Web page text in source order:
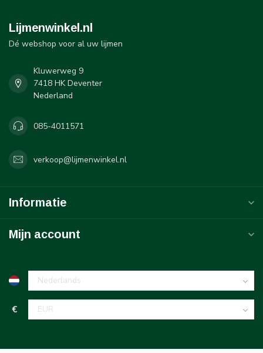
Lijmenwinkel.nl
Dé webshop voor al uw lijmen
Kluwerweg 9
7418 HK Deventer
Nederland
085-4011571
verkoop@lijmenwinkel.nl
Informatie
Mijn account
€